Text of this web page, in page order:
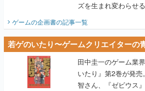
ズを生まれ変わらせ
ビュー】
ゲームの企画書の記事一覧
若ゲのいたり〜ゲームクリエイターの
田中圭一のゲーム業
いたり』第2巻が発
智さん、『ゼビウス